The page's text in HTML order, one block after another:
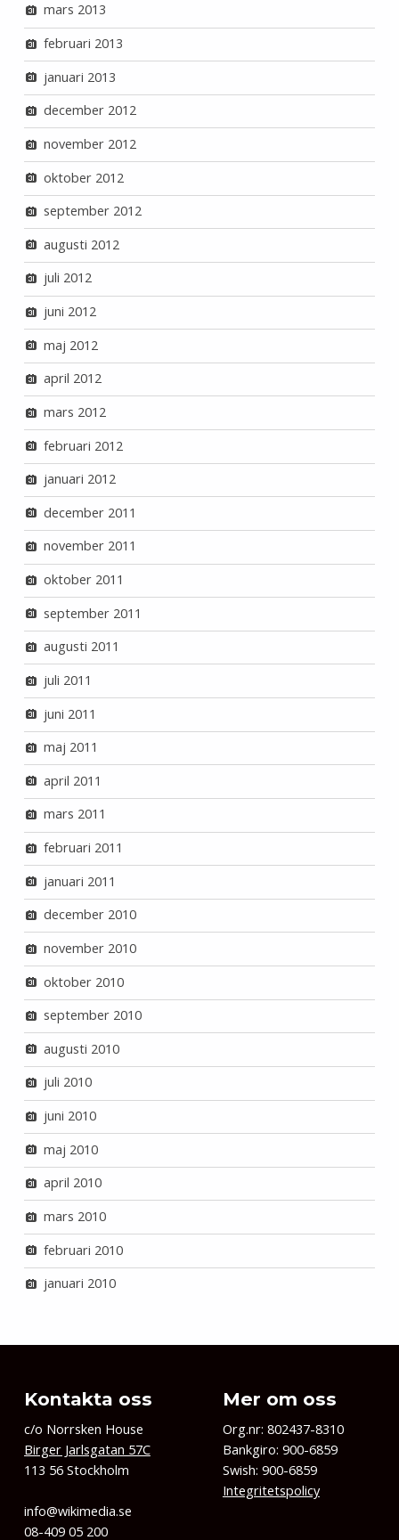
mars 2013
februari 2013
januari 2013
december 2012
november 2012
oktober 2012
september 2012
augusti 2012
juli 2012
juni 2012
maj 2012
april 2012
mars 2012
februari 2012
januari 2012
december 2011
november 2011
oktober 2011
september 2011
augusti 2011
juli 2011
juni 2011
maj 2011
april 2011
mars 2011
februari 2011
januari 2011
december 2010
november 2010
oktober 2010
september 2010
augusti 2010
juli 2010
juni 2010
maj 2010
april 2010
mars 2010
februari 2010
januari 2010
Kontakta oss
c/o Norrsken House
Birger Jarlsgatan 57C
113 56 Stockholm
info@wikimedia.se
08-409 05 200
Mer om oss
Org.nr: 802437-8310
Bankgiro: 900-6859
Swish: 900-6859
Integritetspolicy